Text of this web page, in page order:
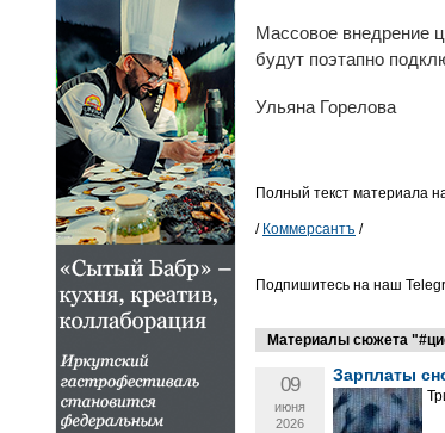
Массовое внедрение
будут поэтапно
Ульяна Горелова
Полный текст материала
/ Коммерсантъ /
Подпишитесь на наш
Материалы сюжета
09
июня
2026
Зарплаты